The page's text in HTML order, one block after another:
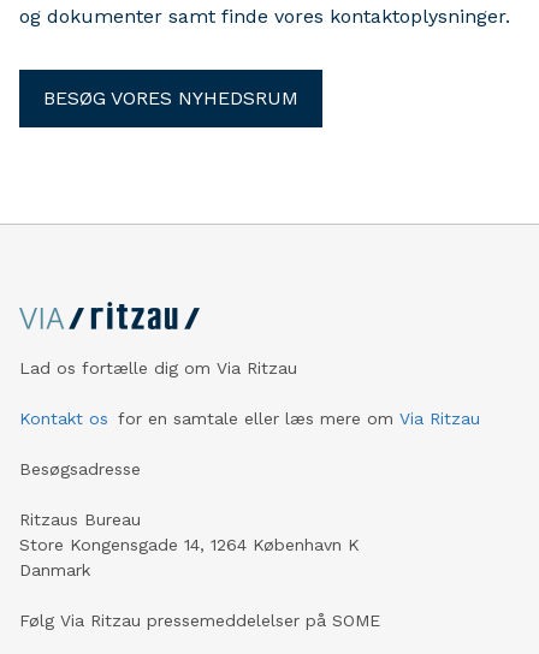
og dokumenter samt finde vores kontaktoplysninger.
BESØG VORES NYHEDSRUM
Lad os fortælle dig om Via Ritzau
Kontakt os for en samtale eller læs mere om Via Ritzau
Besøgsadresse
Ritzaus Bureau
Store Kongensgade 14, 1264 København K
Danmark
Følg Via Ritzau pressemeddelelser på SOME